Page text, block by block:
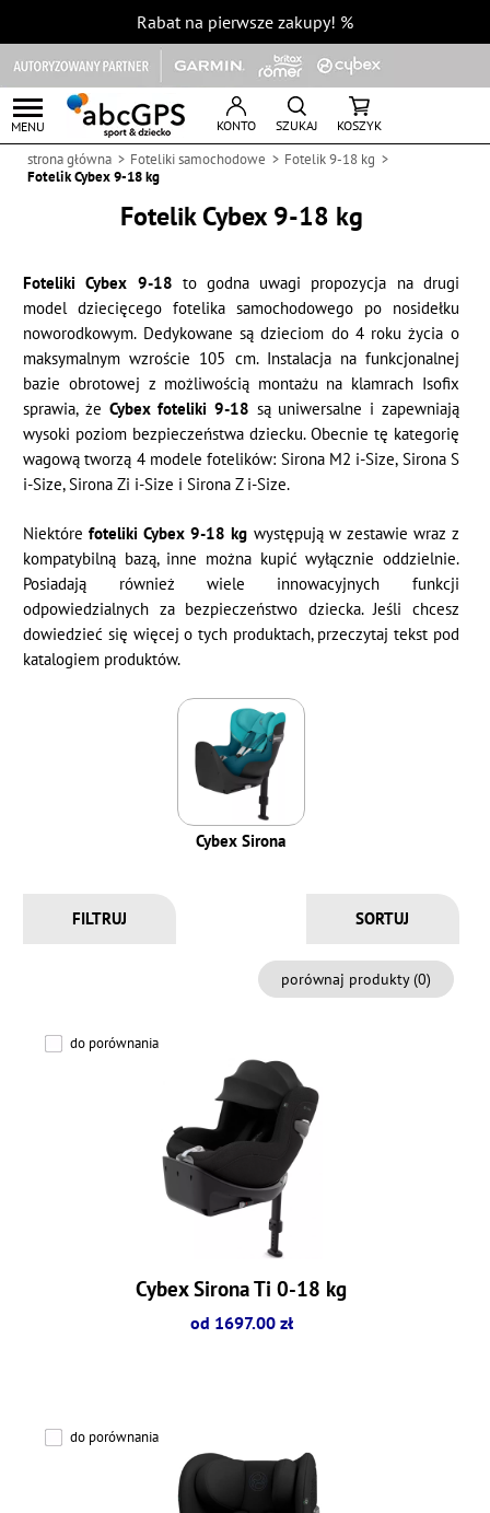
Rabat na pierwsze zakupy! %
MENU KONTO SZUKAJ KOSZYK
strona główna Foteliki samochodowe
Fotelik 9-18 kg
Fotelik Cybex 9-18 kg
Fotelik Cybex 9-18 kg
Foteliki Cybex 9-18 to godna uwagi propozycja na drugi
model dziecięcego fotelika samochodowego po nosidełku
noworodkowym. Dedykowane są dzieciom do 4 roku życia o
maksymalnym wzroście 105 cm. Instalacja na funkcjonalnej
bazie obrotowej z możliwością montażu na klamrach Isofix
sprawia, że Cybex foteliki 9-18 są uniwersalne i zapewniają
wysoki poziom bezpieczeństwa dziecku. Obecnie tę kategorię
wagową tworzą 4 modele fotelików: Sirona M2 i-Size, Sirona S
i-Size, Sirona Zi i-Size i Sirona Z i-Size.
Niektórefoteliki Cybex 9-18 kg występują w zestawie wraz z
kompatybilną bazą, inne można kupić wyłącznie oddzielnie.
Posiadają również wiele innowacyjnych funkcji
odpowiedzialnych za bezpieczeństwo dziecka. Jeśli chcesz
dowiedzieć się więcej o tych produktach, przeczytaj tekst pod
katalogiem produktów.
Cybex Sirona
FILTRUJ
porównaj produkty (0)
do porównania
Cybex Sirona Ti 0-18 kg
od 1697.00 zł
do porównania